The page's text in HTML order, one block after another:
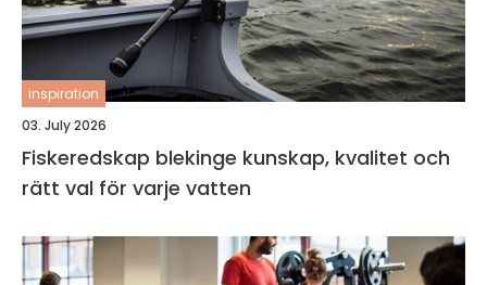
inspiration
03. July 2026
Fiskeredskap blekinge kunskap, kvalitet och
rätt val för varje vatten